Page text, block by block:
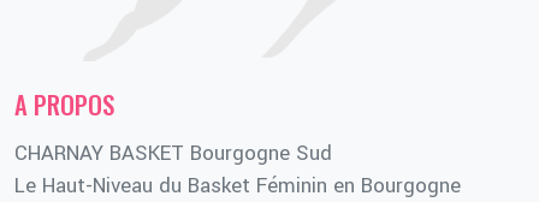
A PROPOS
CHARNAY BASKET Bourgogne Sud
Le Haut-Niveau du Basket Féminin en Bourgogne